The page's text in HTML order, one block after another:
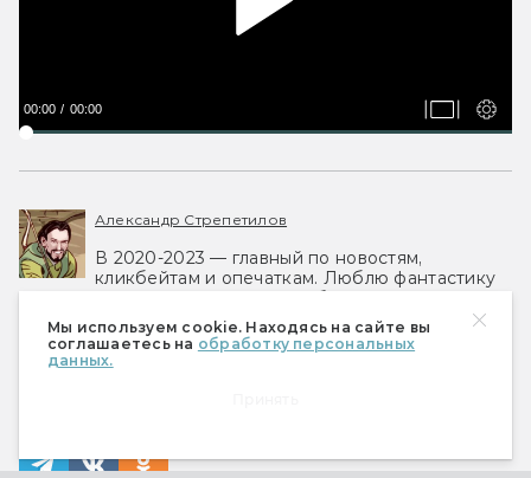
Мы используем cookie. Находясь на сайте вы
соглашаетесь на обработку персональных
данных.
00:00 00:00
Александр Стрепетилов
В 2020-2023 — главный по новостям,
кликбейтам и опечаткам. Люблю фантастику
во всех проявлениях, но больше прочего — в
настольных ролевых играх вроде D&D.